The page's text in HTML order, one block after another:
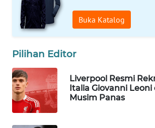
Buka Katalog
Pilihan Editor
Liverpool Resmi
Italia Giovanni
Musim Panas
WN
NATUNA
WN
BINTAN
WN
MANDALIKA